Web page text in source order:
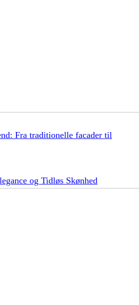
Fra traditionelle facader til
og Tidløs Skønhed